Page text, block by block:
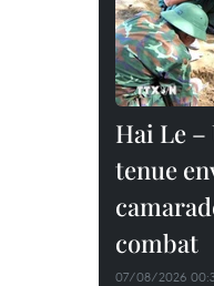
Hai Le –
tenue
combat
07/08/2026